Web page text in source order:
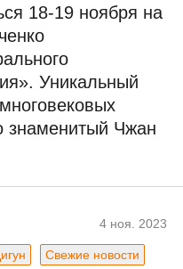
18-19 ноября на
Уникальный
знаменитый Чжан
4 ноя. 2023
Свежие новости